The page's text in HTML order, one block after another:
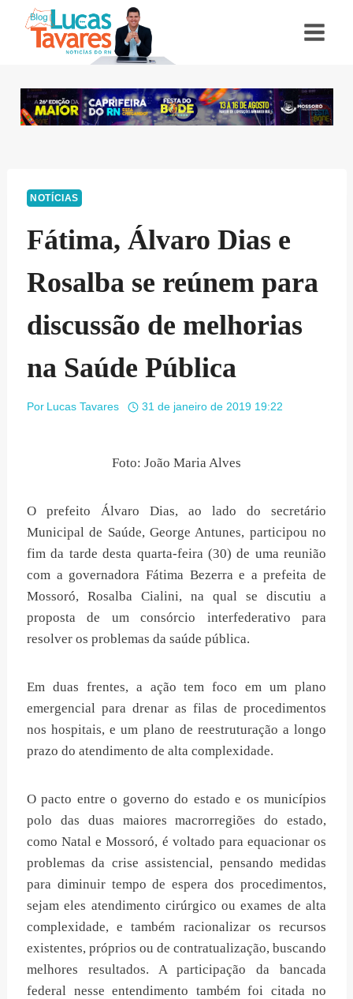
NOTÍCIAS
Fátima, Álvaro Dias e
Rosalba se reúnem para
discussão de melhorias
na Saúde Pública
Por Lucas Tavares 31 de janeiro de 2019 19:22
Foto: João Maria Alves
O prefeito Álvaro Dias, ao lado do secretário
Municipal de Saúde, George Antunes, participou no
fim da tarde desta quarta-feira (30) de uma reunião
com a governadora Fátima Bezerra e a prefeita de
Mossoró, Rosalba Cialini, na qual se discutiu a
proposta de um consórcio interfederativo para
resolver os problemas da saúde pública.
Em duas frentes, a ação tem foco em um plano
emergencial para drenar as filas de procedimentos
nos hospitais, e um plano de reestruturação a longo
prazo do atendimento de alta complexidade.
O pacto entre o governo do estado e os municípios
polo das duas maiores macrorregiões do estado,
como Natal e Mossoró, é voltado para equacionar os
problemas da crise assistencial, pensando medidas
para diminuir tempo de espera dos procedimentos,
sejam eles atendimento cirúrgico ou exames de alta
complexidade, e também racionalizar os recursos
existentes, próprios ou de contratualização, buscando
melhores resultados. A participação da bancada
federal nesse entendimento também foi citada no